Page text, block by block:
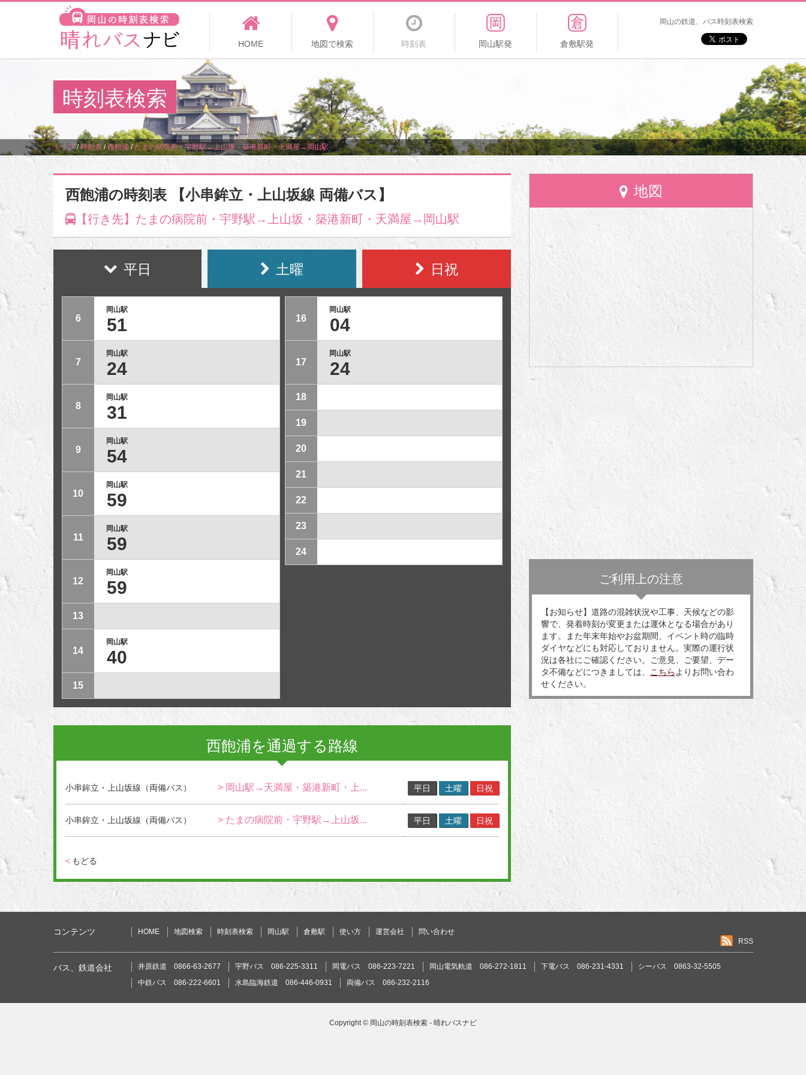
HOME 地図で検索 時刻表 岡山駅発 倉敷駅発
岡山の鉄道、バス時刻表検索
時刻表検索
トップ/時刻表/西飽浦/たまの病院前・宇野駅→上山坂・築港新町・天満屋→岡山駅
西飽浦の時刻表 【小串鉾立・上山坂線 両備バス】
【行き先】たまの病院前・宇野駅→上山坂・築港新町・天満屋→岡山駅
平日 土曜 日祝
6
岡山駅
51
7
岡山駅
24
8
岡山駅
31
9
岡山駅
54
10
岡山駅
59
11
岡山駅
59
12
岡山駅
59
13
14
岡山駅
40
15
16
岡山駅
04
17
岡山駅
24
18
19
20
21
22
23
24
西飽浦を通過する路線
小串鉾立・上山坂線（両備バス） > 岡山駅→天満屋・築港新町・上... 平日 土曜 日祝
小串鉾立・上山坂線（両備バス） > たまの病院前・宇野駅→上山坂... 平日 土曜 日祝
< もどる
地図
ご利用上の注意
【お知らせ】道路の混雑状況や工事、天候などの影
響で、発着時刻が変更または運休となる場合があり
ます。また年末年始やお盆期間、イベント時の臨時
ダイヤなどにも対応しておりません。実際の運行状
況は各社にご確認ください。ご意見、ご要望、デー
タ不備などにつきましては、
こちら よりお問い合わ
せください。
コンテンツ HOME 地図検索 時刻表検索 岡山駅 倉敷駅 使い方 運営会社
問い合わせ
RSS
バス、鉄道会社 井原鉄道 0866-63-2677 宇野バス 086-225-3311 岡電バス 086-223-7221 岡山電気軌道 086-272-1811 下電バス 086-231-4331
シーバス 0863-32-5505
中鉄バス 086-222-6601
水島臨海鉄道 086-446-0931 両備バス 086-232-2116
Copyright © 岡山の時刻表検索 - 晴れバスナビ